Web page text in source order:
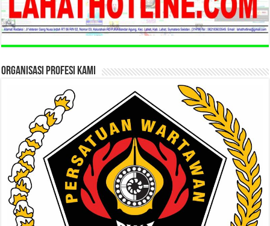
ORGANISASI PROFESI KAMI